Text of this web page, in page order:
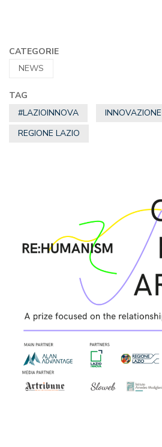
CATEGORIE
NEWS
TAG
#LAZIOINNOVA
INNOVAZIONE
REGIONE LAZIO